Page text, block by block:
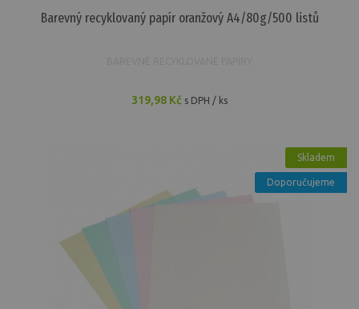
Barevný recyklovaný papír oranžový A4/80g/500 listů
319,98 Kč s DPH / ks
Skladem
Doporučujeme